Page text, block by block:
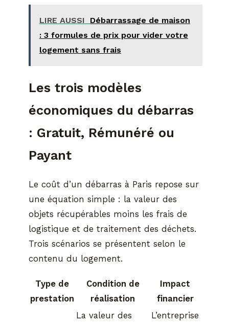
LIRE AUSSI
Débarrassage de maison
: 3 formules de prix pour vider votre
logement sans frais
Les trois modèles
économiques du débarras
: Gratuit, Rémunéré ou
Payant
Le coût d’un débarras à Paris repose sur
une équation simple : la valeur des
objets récupérables moins les frais de
logistique et de traitement des déchets.
Trois scénarios se présentent selon le
contenu du logement.
Type de
prestation
Condition de
réalisation
Impact
financier
La valeur des
L’entreprise